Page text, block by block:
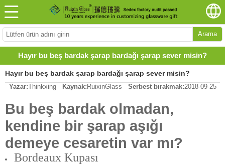
Arama
Hayır bu beş bardak şarap bardağı şarap sever misin?
Hayır bu beş bardak şarap bardağı şarap sever misin?
Yazar:Thinkxing Kaynak: RuixinGlass Serbest bırakmak:2018-09-25
Bu beş bardak olmadan,
kendine bir şarap aşığı
demeye cesaretin var mı?
Bordeaux Kupası